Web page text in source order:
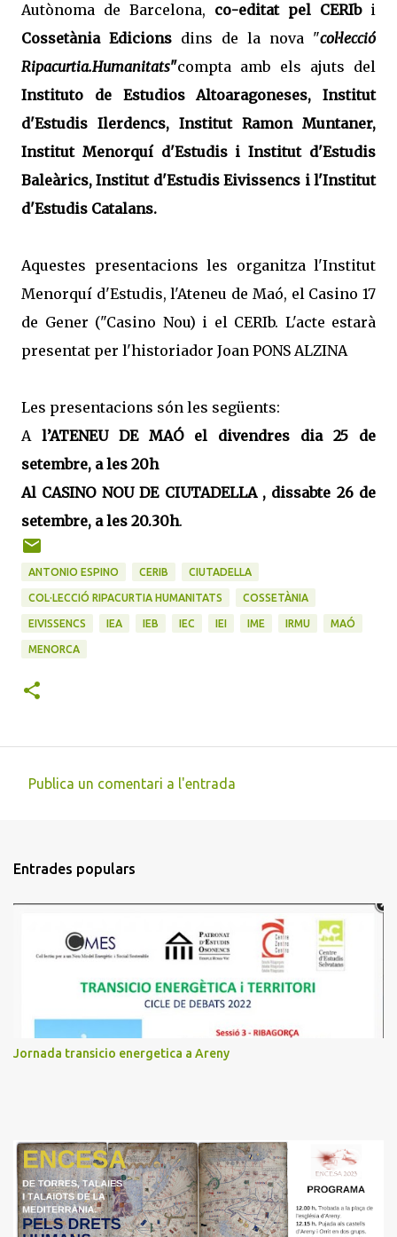
Autònoma de Barcelona, co-editat pel CERIbi
Cossetània Edicions dins de la nova "col·lecció
Ripacurtia.Humanitats"compta amb els ajuts del
Instituto de Estudios Altoaragoneses, Institut
d'Estudis Ilerdencs, Institut Ramon Muntaner,
Institut Menorquí d'Estudis i Institut d'Estudis
Baleàrics, Institut d'Estudis Eivissencs i l'Institut
d'Estudis Catalans.
Aquestes presentacions les organitza l'Institut
Menorquí d'Estudis, l'Ateneu de Maó, el Casino 17
de Gener ("Casino Nou) i el CERIb. L'acte estarà
presentat per l'historiador Joan PONS ALZINA
Les presentacions són les següents:
Al’ATENEU DE MAÓ el divendres dia 25 de
setembre, a les 20h
Al CASINO NOU DE CIUTADELLA , dissabte 26 de
setembre, a les 20.30h.
ANTONIO ESPINO CERIB CIUTADELLA
COL·LECCIÓ RIPACURTIA HUMANITATS COSSETÀNIA
EIVISSENCS IEA IEB IEC IEI IME IRMU MAÓ
MENORCA
e
n
a
Publica un comentari a l'entrada
Entrades populars
Jornada transicio energetica a Areny